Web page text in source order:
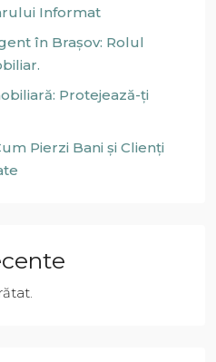
Informat
în Brașov: Rolul
Protejează-ți
Pierzi Bani și Clienți